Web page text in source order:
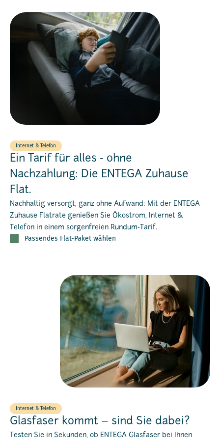
Internet & Telefon
Ein Tarif für alles - ohne
Nachzahlung: Die ENTEGA Zuhause
Flat.
Nachhaltig versorgt, ganz ohne Aufwand: Mit der ENTEGA
Zuhause Flatrate genießen Sie Ökostrom, Internet &
Telefon in einem sorgenfreien Rundum-Tarif.
Passendes Flat-Paket wählen
Internet & Telefon
Glasfaser kommt – sind Sie dabei?
Testen Sie in Sekunden, ob ENTEGA Glasfaser bei Ihnen